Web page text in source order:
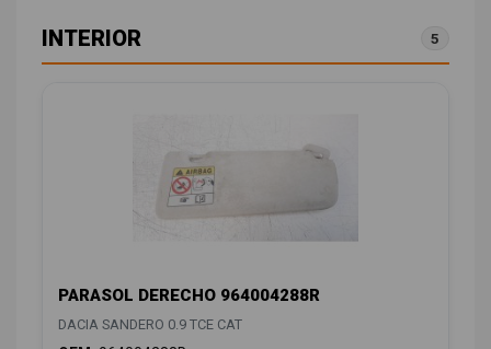
INTERIOR 5
PARASOL DERECHO 964004288R
DACIA SANDERO 0.9 TCE CAT